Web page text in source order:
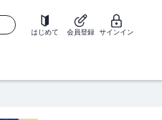
はじめて 会員登録 サインイン